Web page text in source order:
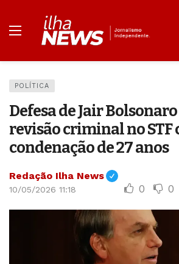
POLÍTICA
Defesa de Jair
revisão criminal no STF
condenação de 27 anos
Redação Ilha News
10/05/2026 11:18 0 0